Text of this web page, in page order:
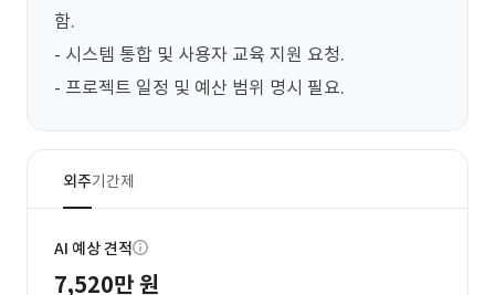
함.
- 시스템 통합 및 사용자 교육 지원 요청.
- 프로젝트 일정 및 예산 범위 명시 필요.
외주기간제
AI 예상 견적
7,520만 원